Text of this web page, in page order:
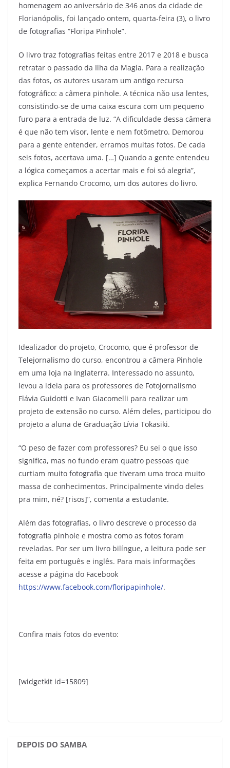
homenagem ao aniversário de 346 anos da cidade de
Florianópolis, foi lançado ontem, quarta-feira (3), o livro
de fotografias “Floripa Pinhole”.
O livro traz fotografias feitas entre 2017 e 2018 e busca
retratar o passado da Ilha da Magia. Para a realização
das fotos, os autores usaram um antigo recurso
fotográfico: a câmera pinhole. A técnica não usa lentes,
consistindo-se de uma caixa escura com um pequeno
furo para a entrada de luz. “A dificuldade dessa câmera
é que não tem visor, lente e nem fotômetro. Demorou
para a gente entender, erramos muitas fotos. De cada
seis fotos, acertava uma. […] Quando a gente entendeu
a lógica começamos a acertar mais e foi só alegria”,
explica Fernando Crocomo, um dos autores do livro.
Idealizador do projeto, Crocomo, que é professor de
Telejornalismo do curso, encontrou a câmera Pinhole
em uma loja na Inglaterra. Interessado no assunto,
levou a ideia para os professores de Fotojornalismo
Flávia Guidotti e Ivan Giacomelli para realizar um
projeto de extensão no curso. Além deles, participou do
projeto a aluna de Graduação Lívia Tokasiki.
“O peso de fazer com professores? Eu sei o que isso
significa, mas no fundo eram quatro pessoas que
curtiam muito fotografia que tiveram uma troca muito
massa de conhecimentos. Principalmente vindo deles
pra mim, né? [risos]”, comenta a estudante.
Além das fotografias, o livro descreve o processo da
fotografia pinhole e mostra como as fotos foram
reveladas. Por ser um livro bilíngue, a leitura pode ser
feita em português e inglês. Para mais informações
acesse a página do Facebook
https://www.facebook.com/floripapinhole/.
Confira mais fotos do evento:
[widgetkit id=15809]
DEPOIS DO SAMBA